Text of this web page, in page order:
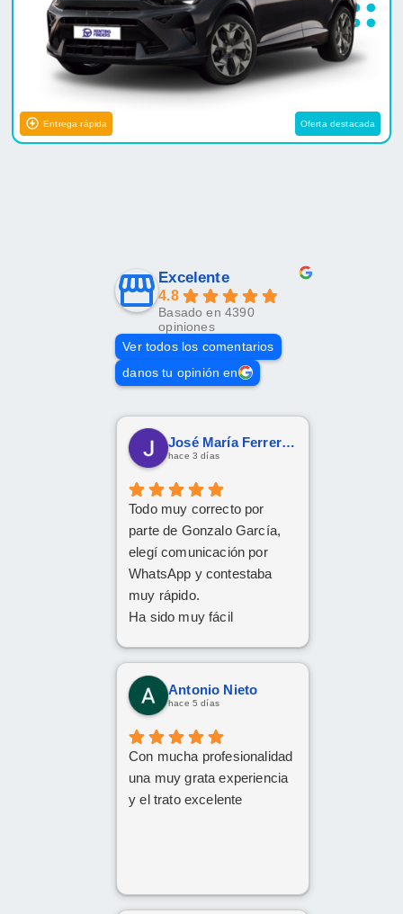
Entrega rápida Oferta destacada
Excelente
4.8
Basado en 4390
opiniones
Ver todos los comentarios
danos tu opinión en
José María Ferreras Prieto
hace 3 días
Todo muy correcto por
parte de Gonzalo García,
elegí comunicación por
WhatsApp y contestaba
muy rápido.
Ha sido muy fácil
Antonio Nieto
hace 5 días
Con mucha profesionalidad
una muy grata experiencia
y el trato excelente